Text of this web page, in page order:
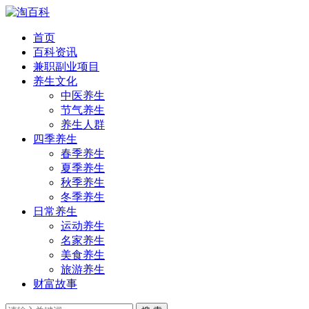
首页
百科资讯
兼职副业项目
养生文化
中医养生
节气养生
养生人群
四季养生
春季养生
夏季养生
秋季养生
冬季养生
日常养生
运动养生
名家养生
美食养生
旅游养生
财富故事